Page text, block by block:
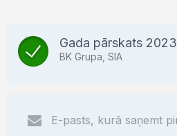
Gada pārskats 2023
BK Grupa, SIA